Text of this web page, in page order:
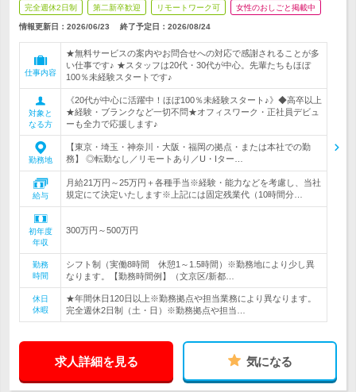
完全週休2日制 第二新卒歓迎 リモートワーク可 女性のおしごと掲載中
情報更新日：2026/06/23 終了予定日： 2026/08/24
仕事内容
★無料サービスの案内やお問合せへの対応で感謝されることが多
い仕事です♪ ★スタッフは20代・30代が中心。先輩たちもほぼ
100％未経験スタートです♪
対象と
なる方
《20代が中心に活躍中！ほぼ100％未経験スタート♪》◆高卒以上
★経験・ブランクなど一切不問★オフィスワーク・正社員デビュ
ーも全力で応援します♪
勤務地
【東京・埼玉・神奈川・大阪・福岡の拠点・または本社での勤
務】 ◎転勤なし／リモートあり／U・Iター…
給与
月給21万円～25万円＋各種手当※経験・能力などを考慮し、当社
規定にて決定いたします※上記には固定残業代（10時間分…
初年度
年収
300万円～500万円
勤務
時間
シフト制（実働8時間 休憩1～1.5時間）※勤務地により少し異
なります。【勤務時間例】（文京区/新都…
休日
休暇
★年間休日120日以上※勤務拠点や担当業務により異なります。
完全週休2日制（土・日）※勤務拠点や担当…
求人詳細を見る 気になる